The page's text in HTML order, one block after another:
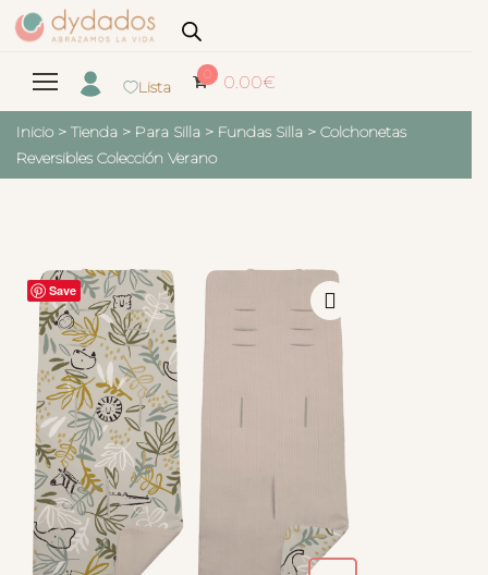
Lista
0 0.00€
Inicio > Tienda > Para Silla > Fundas Silla > Colchonetas
Reversibles Colección Verano
Save